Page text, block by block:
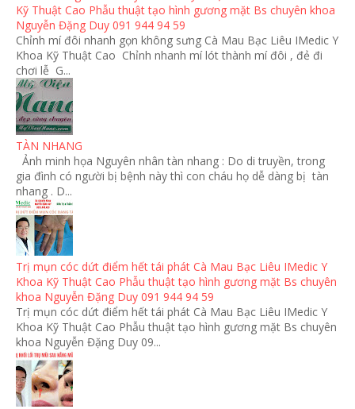
Kỹ Thuật Cao Phẫu thuật tạo hình gương mặt Bs chuyên khoa
Nguyễn Đặng Duy 091 944 94 59
Chỉnh mí đôi nhanh gọn không sưng Cà Mau Bạc Liêu IMedic Y
Khoa Kỹ Thuật Cao Chỉnh nhanh mí lót thành mí đôi , đẻ đi
chơi lễ G...
TÀN NHANG
Ảnh minh họa Nguyên nhân tàn nhang : Do di truyền, trong
gia đình có người bị bệnh này thì con cháu họ dễ dàng bị tàn
nhang . D...
Trị mụn cóc dứt điểm hết tái phát Cà Mau Bạc Liêu IMedic Y
Khoa Kỹ Thuật Cao Phẫu thuật tạo hình gương mặt Bs chuyên
khoa Nguyễn Đặng Duy 091 944 94 59
Trị mụn cóc dứt điểm hết tái phát Cà Mau Bạc Liêu IMedic Y
Khoa Kỹ Thuật Cao Phẫu thuật tạo hình gương mặt Bs chuyên
khoa Nguyễn Đặng Duy 09...